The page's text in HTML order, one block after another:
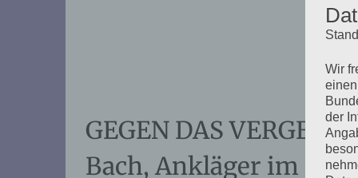
GEGEN DAS
Bach, Ankläger im
Wir
der